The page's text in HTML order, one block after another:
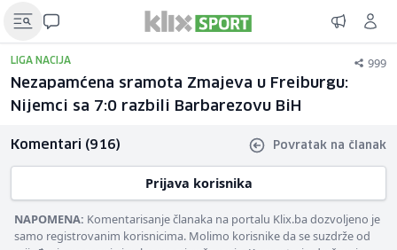
LIGA NACIJA 999
Nezapamćena sramota Zmajeva u Freiburgu:
Nijemci sa 7:0 razbili Barbarezovu BiH
Komentari (916) Povratak na članak
Prijava korisnika
NAPOMENA: Komentarisanje članaka na portalu Klix.ba dozvoljeno je
samo registrovanim korisnicima. Molimo korisnike da se suzdrže od